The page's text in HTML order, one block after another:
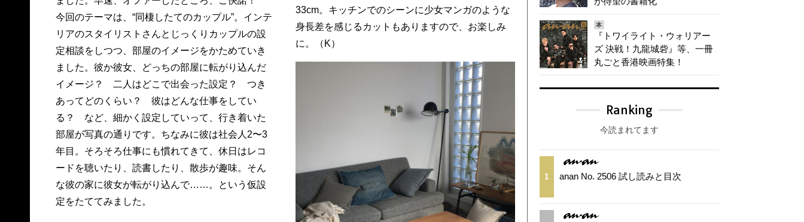
今回のテーマは、“同棲したてのカップル”。インテ
リアのスタイリストさんとじっくりカップルの設
定相談をしつつ、部屋のイメージをかためていき
ました。彼か彼女、どっちの部屋に転がり込んだ
イメージ？ 二人はどこで出会った設定？ つき
あってどのくらい？ 彼はどんな仕事をしてい
る？ など、細かく設定していって、行き着いた
部屋が写真の通りです。ちなみに彼は社会人2〜3
年目。そろそろ仕事にも慣れてきて、休日はレコ
ードを聴いたり、読書したり、散歩が趣味。そん
な彼の家に彼女が転がり込んで……。という仮設
定をたててみました。
33cm。キッチンでのシーンに少女マンガのような
身長差を感じるカットもありますので、お楽しみ
に。（K）
本
『トワイライト・ウォリアー
ズ 決戦！九龍城砦』等、一冊
丸ごと香港映画特集！
Ranking
今読まれてます
1 anan No. 2506 試し読みと目次